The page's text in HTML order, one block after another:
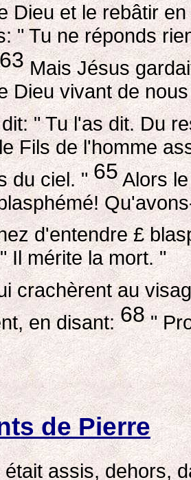
Dieu et le rebâtir
" Tu ne réponds
63Mais Jésus
Dieu vivant de
" Tu l'as dit. Du
Fils de l'homme
du ciel. "65Alors
d'entendre £
Il mérite la mort. "
crachèrent au
en disant:68"
de Pierre
assis, dehors,